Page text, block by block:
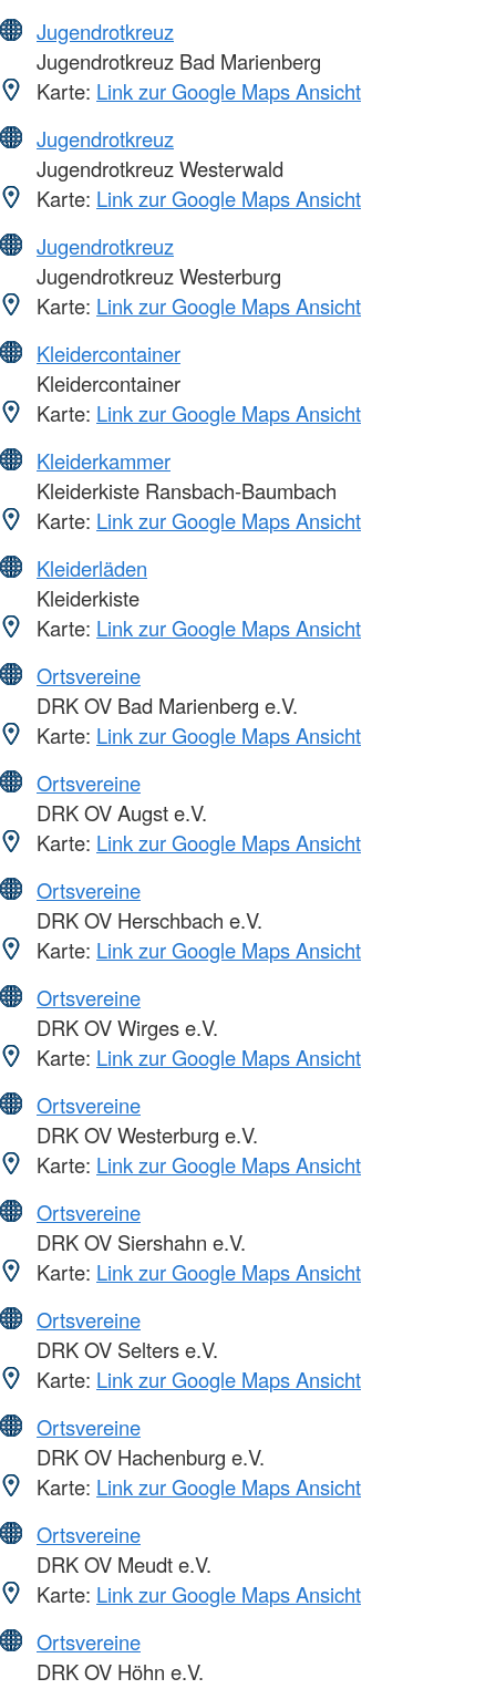
Jugendrotkreuz
Jugendrotkreuz Bad Marienberg
Karte: Link zur Google Maps Ansicht
Jugendrotkreuz
Jugendrotkreuz Westerwald
Karte: Link zur Google Maps Ansicht
Jugendrotkreuz
Jugendrotkreuz Westerburg
Karte: Link zur Google Maps Ansicht
Kleidercontainer
Kleidercontainer
Karte: Link zur Google Maps Ansicht
Kleiderkammer
Kleiderkiste Ransbach-Baumbach
Karte: Link zur Google Maps Ansicht
Kleiderläden
Kleiderkiste
Karte: Link zur Google Maps Ansicht
Ortsvereine
DRK OV Bad Marienberg e.V.
Karte: Link zur Google Maps Ansicht
Ortsvereine
DRK OV Augst e.V.
Karte: Link zur Google Maps Ansicht
Ortsvereine
DRK OV Herschbach e.V.
Karte: Link zur Google Maps Ansicht
Ortsvereine
DRK OV Wirges e.V.
Karte: Link zur Google Maps Ansicht
Ortsvereine
DRK OV Westerburg e.V.
Karte: Link zur Google Maps Ansicht
Ortsvereine
DRK OV Siershahn e.V.
Karte: Link zur Google Maps Ansicht
Ortsvereine
DRK OV Selters e.V.
Karte: Link zur Google Maps Ansicht
Ortsvereine
DRK OV Hachenburg e.V.
Karte: Link zur Google Maps Ansicht
Ortsvereine
DRK OV Meudt e.V.
Karte: Link zur Google Maps Ansicht
Ortsvereine
DRK OV Höhn e.V.